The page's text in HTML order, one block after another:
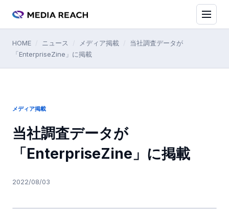
HOME ニュース メディア掲載
当社調査データが
「EnterpriseZine」に掲載
メディア掲載
当社調査データが
「EnterpriseZine」に掲載
2022/08/03